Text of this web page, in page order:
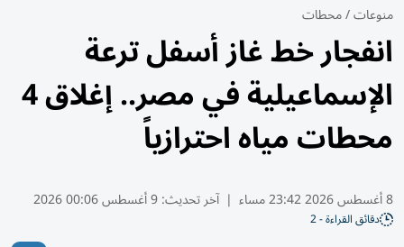
منوعات/محطات
انفجار خط غاز أسفل ترعة
الإسماعيلية في مصر.. إغلاق 4
محطات مياه احترازياً
8 أغسطس 2026 23:42 مساء | آخر تحديث:9 أغسطس 00:06 2026
دقائق القراءة - 2